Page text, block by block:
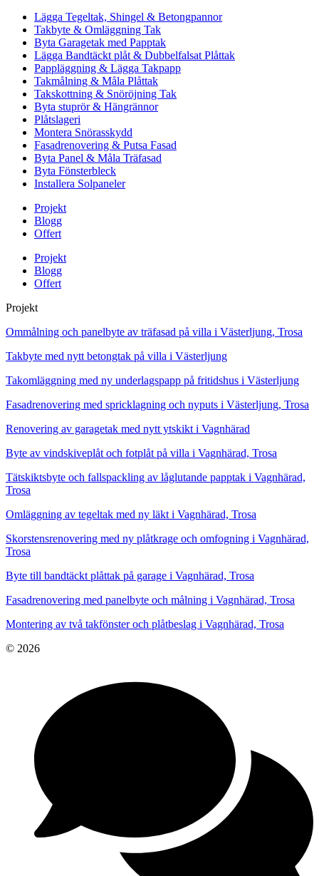
Lägga Tegeltak, Shingel & Betongpannor
Takbyte & Omläggning Tak
Byta Garagetak med Papptak
Lägga Bandtäckt plåt & Dubbelfalsat Plåttak
Pappläggning & Lägga Takpapp
Takmålning & Måla Plåttak
Takskottning & Snöröjning Tak
Byta stuprör & Hängrännor
Plåtslageri
Montera Snörasskydd
Fasadrenovering & Putsa Fasad
Byta Panel & Måla Träfasad
Byta Fönsterbleck
Installera Solpaneler
Projekt
Blogg
Offert
Projekt
Blogg
Offert
Projekt
Ommålning och panelbyte av träfasad på villa i Västerljung, Trosa
Takbyte med nytt betongtak på villa i Västerljung
Takomläggning med ny underlagspapp på fritidshus i Västerljung
Fasadrenovering med spricklagning och nyputs i Västerljung, Trosa
Renovering av garagetak med nytt ytskikt i Vagnhärad
Byte av vindskiveplåt och fotplåt på villa i Vagnhärad, Trosa
Tätskiktsbyte och fallspackling av låglutande papptak i Vagnhärad,
Trosa
Omläggning av tegeltak med ny läkt i Vagnhärad, Trosa
Skorstensrenovering med ny plåtkrage och omfogning i Vagnhärad,
Trosa
Byte till bandtäckt plåttak på garage i Vagnhärad, Trosa
Fasadrenovering med panelbyte och målning i Vagnhärad, Trosa
Montering av två takfönster och plåtbeslag i Vagnhärad, Trosa
© 2026